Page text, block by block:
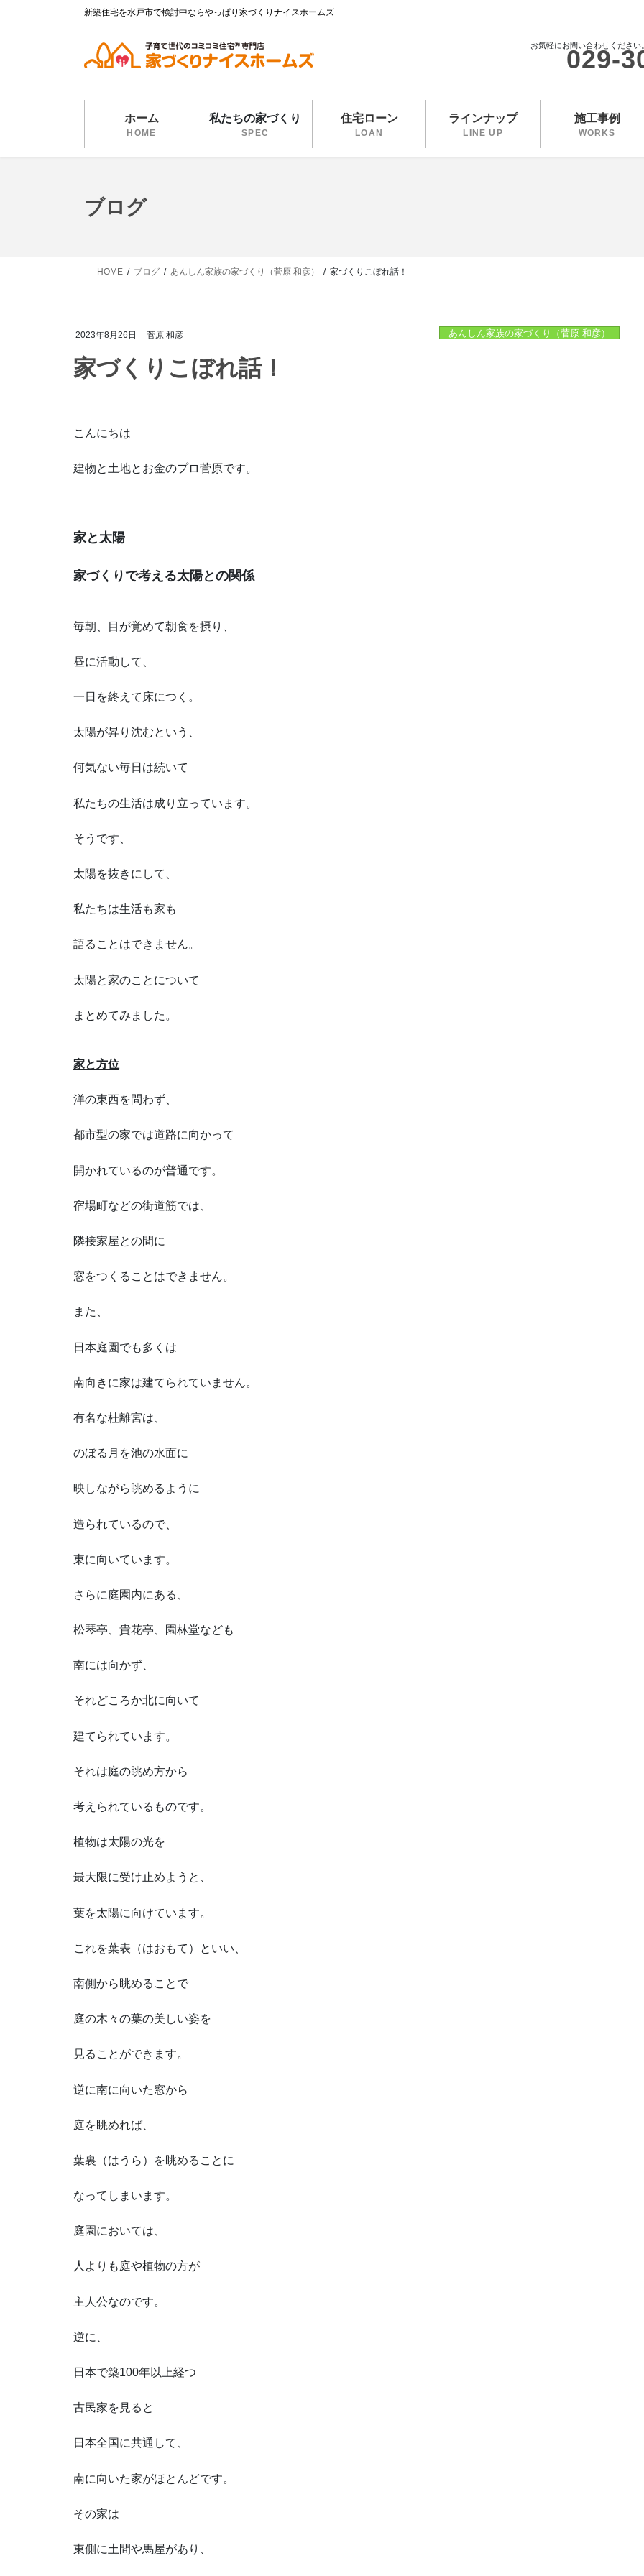
新築住宅を水戸市で検討中ならやっぱり家づくりナイスホームズ
お気軽にお問い合わせください
029-
ホーム
HOME
私たちの家づくり
SPEC
住宅ローン
LOAN
ラインナップ
LINE UP
施工事例
WORKS
ブログ
HOME ブログ あんしん家族の家づくり（菅原 和彦） 家づくりこぼれ話！
2023年8月26日 菅原 和彦 あんしん家族の家づくり（菅原 和彦）
家づくりこぼれ話！
こんにちは
建物と土地とお金のプロ菅原です。
家と太陽
家づくりで考える太陽との関係
毎朝、目が覚めて朝食を摂り、
昼に活動して、
一日を終えて床につく。
太陽が昇り沈むという、
何気ない毎日は続いて
私たちの生活は成り立っています。
そうです、
太陽を抜きにして、
私たちは生活も家も
語ることはできません。
太陽と家のことについて
まとめてみました。
家と方位
洋の東西を問わず、
都市型の家では道路に向かって
開かれているのが普通です。
宿場町などの街道筋では、
隣接家屋との間に
窓をつくることはできません。
また、
日本庭園でも多くは
南向きに家は建てられていません。
有名な桂離宮は、
のぼる月を池の水面に
映しながら眺めるように
造られているので、
東に向いています。
さらに庭園内にある、
松琴亭、貴花亭、園林堂なども
南には向かず、
それどころか北に向いて
建てられています。
それは庭の眺め方から
考えられているものです。
植物は太陽の光を
最大限に受け止めようと、
葉を太陽に向けています。
これを葉表（はおもて）といい、
南側から眺めることで
庭の木々の葉の美しい姿を
見ることができます。
逆に南に向いた窓から
庭を眺めれば、
葉裏（はうら）を眺めることに
なってしまいます。
庭園においては、
人よりも庭や植物の方が
主人公なのです。
逆に、
日本で築100年以上経つ
古民家を見ると
日本全国に共通して、
南に向いた家がほとんどです。
その家は
東側に土間や馬屋があり、